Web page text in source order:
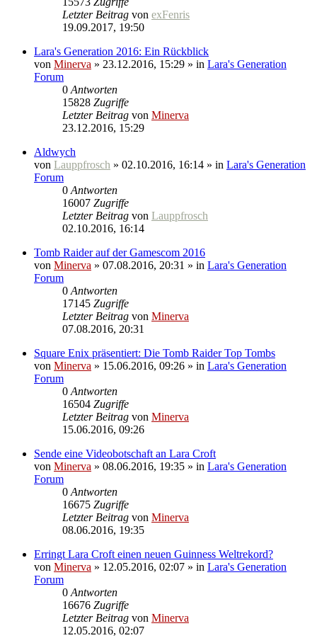
Letzter Beitrag von exFenris
19.09.2017, 19:50
Lara's Generation 2016: Ein Rückblick
von Minerva » 23.12.2016, 15:29 » in Lara's Generation
Forum
0 Antworten
15828 Zugriffe
Letzter Beitrag von Minerva
23.12.2016, 15:29
Aldwych
von Lauppfrosch » 02.10.2016, 16:14 » in Lara's Generation
Forum
0 Antworten
16007 Zugriffe
Letzter Beitrag von Lauppfrosch
02.10.2016, 16:14
Tomb Raider auf der Gamescom 2016
von Minerva » 07.08.2016, 20:31 » in Lara's Generation
Forum
0 Antworten
17145 Zugriffe
Letzter Beitrag von Minerva
07.08.2016, 20:31
Square Enix präsentiert: Die Tomb Raider Top Tombs
von Minerva » 15.06.2016, 09:26 » in Lara's Generation
Forum
0 Antworten
16504 Zugriffe
Letzter Beitrag von Minerva
15.06.2016, 09:26
Sende eine Videobotschaft an Lara Croft
von Minerva » 08.06.2016, 19:35 » in Lara's Generation
Forum
0 Antworten
16675 Zugriffe
Letzter Beitrag von Minerva
08.06.2016, 19:35
Erringt Lara Croft einen neuen Guinness Weltrekord?
von Minerva » 12.05.2016, 02:07 » in Lara's Generation
Forum
0 Antworten
16676 Zugriffe
Letzter Beitrag von Minerva
12.05.2016, 02:07